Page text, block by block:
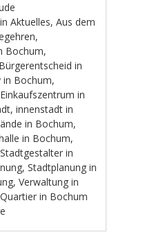
inAktuelles,Aus dem
,
Bochum,
Bürgerentscheid in
in Bochum,
Einkaufszentrum in
,innenstadt in
in Bochum,
in Bochum,
Stadtgestalter in
,Stadtplanung in
,Verwaltung in
in Bochum